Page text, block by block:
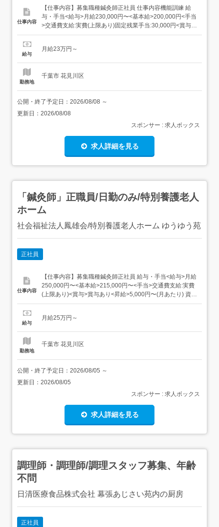
仕事内容
【仕事内容】募集職種鍼灸師正社員 仕事内容機能訓練 給
与・手当<給与>月給230,000円〜<基本給>200,000円<手当
>交通費支給:実費(上限あり)固定残業手当:30,000円<賞与>
賞与あり 資格資格必須:はり師、きゅう師 勤務時間日勤専
勤のみ可、シフト相談可 ...
給与
月給23万円～
勤務地
千葉市 花見川区
公開・終了予定日： 2026/08/08 ～
更新日： 2026/08/08
スポンサー : 求人ボックス
求人詳細を見る
「鍼灸師」正職員/日勤のみ/特別養護老人
ホーム
社会福祉法人鳳雄会/特別養護老人ホーム ゆうゆう苑
正社員
仕事内容
【仕事内容】募集職種鍼灸師正社員 給与・手当<給与>月給
250,000円〜<基本給>215,000円〜<手当>交通費支給:実費
(上限あり)<賞与>賞与あり<昇給>5,000円〜(月あたり) 資格
資格必須:はり師、きゅう師 勤務時間日勤専従1日勤:9:00～
フト相談可 休日・休暇...
給与
月給25万円～
勤務地
千葉市 花見川区
公開・終了予定日： 2026/08/05 ～
更新日： 2026/08/05
スポンサー : 求人ボックス
求人詳細を見る
調理師・調理師/調理スタッフ募集、年齢
不問
日清医療食品株式会社 幕張あじさい苑内の厨房
正社員